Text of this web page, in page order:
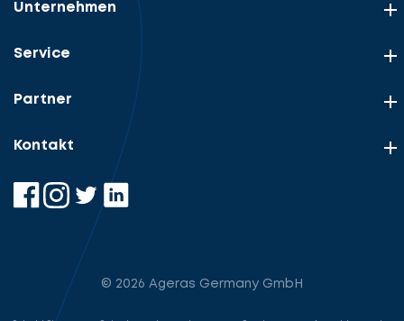
Unternehmen
Service
Partner
Kontakt
© 2026 Ageras Germany GmbH